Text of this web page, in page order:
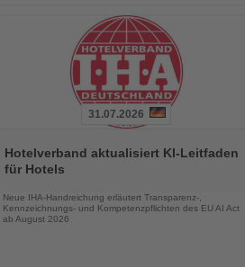
Sie
die
31.07.2026
Hotelverband aktualisiert KI-Leitfaden
für Hotels
Neue IHA-Handreichung erläutert Transparenz-,
Kennzeichnungs- und Kompetenzpflichten des EU AI Act
ab August 2026